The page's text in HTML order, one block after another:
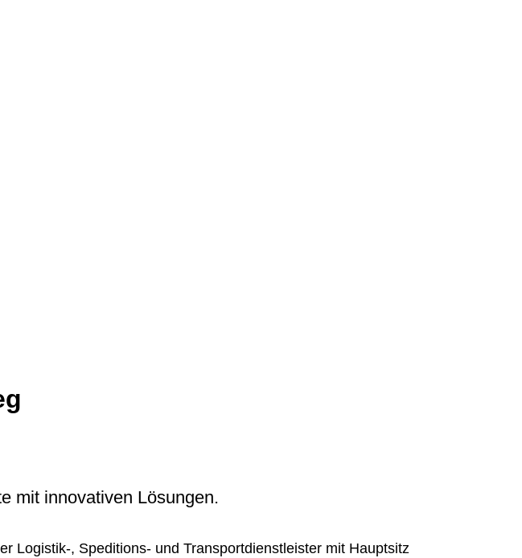
mit innovativen Lösungen.
Logistik-, Speditions- und Transportdienstleister mit Hauptsitz